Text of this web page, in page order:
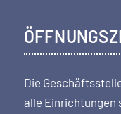
Die
alle Einrichtungen